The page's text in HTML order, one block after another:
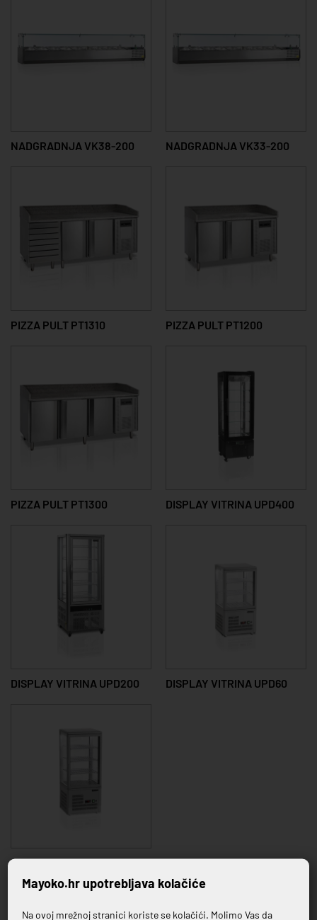
NADGRADNJA VK38-200 NADGRADNJA VK33-200
PIZZA PULT PT1310 PIZZA PULT PT1200
PIZZA PULT PT1300 DISPLAY VITRINA UPD400
DISPLAY VITRINA UPD200 DISPLAY VITRINA UPD60
DISPLAY VITRINA UPD80
Mayoko.hr upotrebljava kolačiće
Na ovoj mrežnoj stranici koriste se kolačići. Molimo Vas da